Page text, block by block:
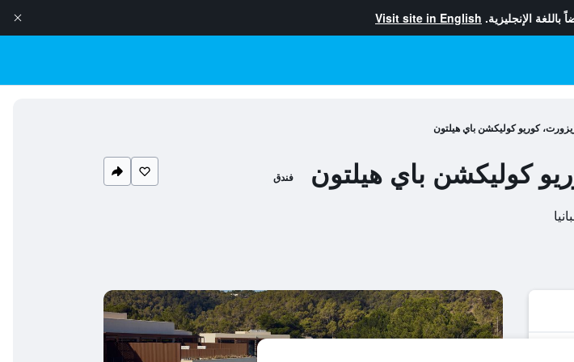
باللغة الإنجليزية. Visit site in English
كوريو كوليكشن باي هيلتون
كوليكشن باي هيلتون فندق